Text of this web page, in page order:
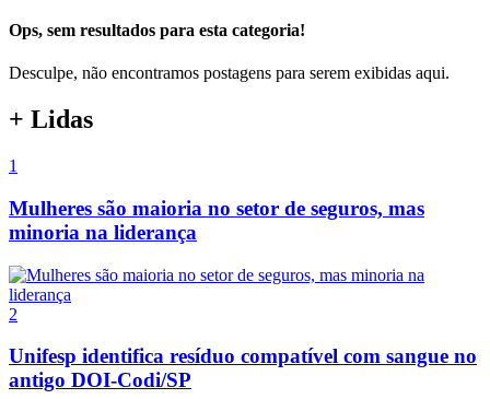
Ops, sem resultados para esta categoria!
Desculpe, não encontramos postagens para serem exibidas aqui.
+ Lidas
1
Mulheres são maioria no setor de seguros, mas
minoria na liderança
2
Unifesp identifica resíduo compatível com sangue no
antigo DOI-Codi/SP